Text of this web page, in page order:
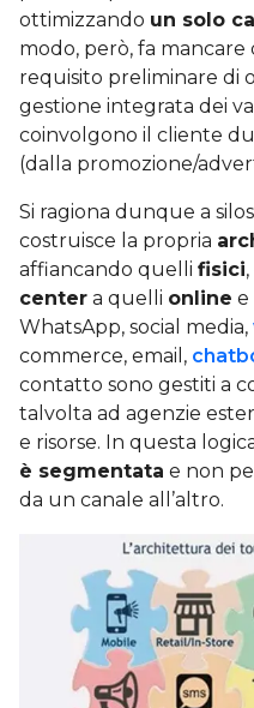
ottimizzando un solo
modo, però, fa mancare
requisito preliminare di
gestione integrata dei
coinvolgono il cliente
(dalla promozione/
Si ragiona dunque a
costruisce la propria
affiancando quelli fisici
center a quelli online e
WhatsApp, social media,
commerce, email,
contatto sono gestiti a
talvolta ad agenzie
e risorse. In questa
è segmentata e non
da un canale all’altro.